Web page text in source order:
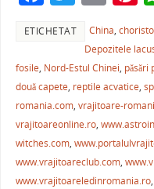
k
c
e
b
o
o
k
w
itt
er
m
ai
l e
ETICHETAT China,
Depozitele
fosile, Nord-Estul Chinei, păsări
două capete, reptile acvatice,
romania.com, vrajitoare-
vrajitoareonline.ro,
witches.com,
www.vrajitoareclub.com,
www.vrajitoareledinromania.ro,